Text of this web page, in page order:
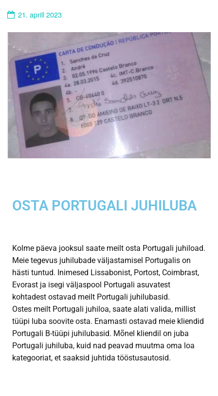
21. aprill 2023
OSTA PORTUGALI JUHILUBA
Kolme päeva jooksul saate meilt osta Portugali juhiload.
Meie tegevus juhilubade väljastamisel Portugalis on
hästi tuntud. Inimesed Lissabonist, Portost, Coimbrast,
Evorast ja isegi väljaspool Portugali asuvatest
kohtadest ostavad meilt Portugali juhilubasid.
Ostes meilt Portugali juhiloa, saate alati valida, millist
tüüpi luba soovite osta. Enamasti ostavad meie kliendid
Portugali B-tüüpi juhilubasid. Mõnel kliendil on juba
Portugali juhiluba, kuid nad peavad muutma oma loa
kategooriat, et saaksid juhtida tööstusautosid.